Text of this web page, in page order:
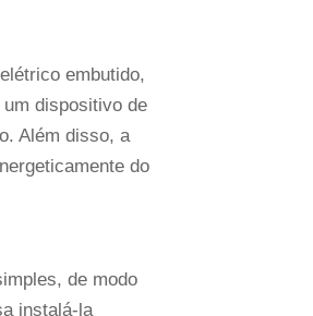
embutido,
dispositivo de
Além disso, a
do
de modo
instalá-la